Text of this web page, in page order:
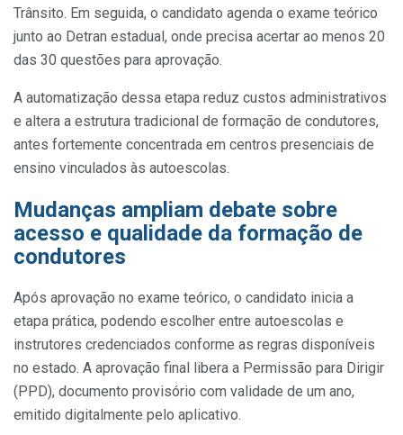
Trânsito. Em seguida, o candidato agenda o exame teórico
junto ao Detran estadual, onde precisa acertar ao menos 20
das 30 questões para aprovação.
A automatização dessa etapa reduz custos administrativos
e altera a estrutura tradicional de formação de condutores,
antes fortemente concentrada em centros presenciais de
ensino vinculados às autoescolas.
Mudanças ampliam debate sobre
acesso e qualidade da formação de
condutores
Após aprovação no exame teórico, o candidato inicia a
etapa prática, podendo escolher entre autoescolas e
instrutores credenciados conforme as regras disponíveis
no estado. A aprovação final libera a Permissão para Dirigir
(PPD), documento provisório com validade de um ano,
emitido digitalmente pelo aplicativo.